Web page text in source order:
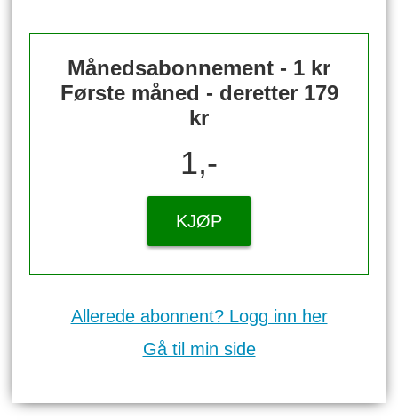
Månedsabonnement - 1 kr
Første måned - deretter 179
kr
1,-
KJØP
Allerede abonnent? Logg inn her
Gå til min side